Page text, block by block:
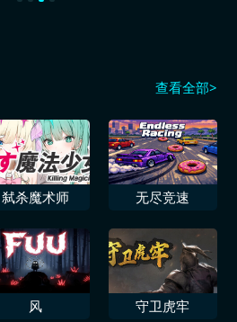
查看全部>
弑杀魔术师 无尽竞速
风 守卫虎牢